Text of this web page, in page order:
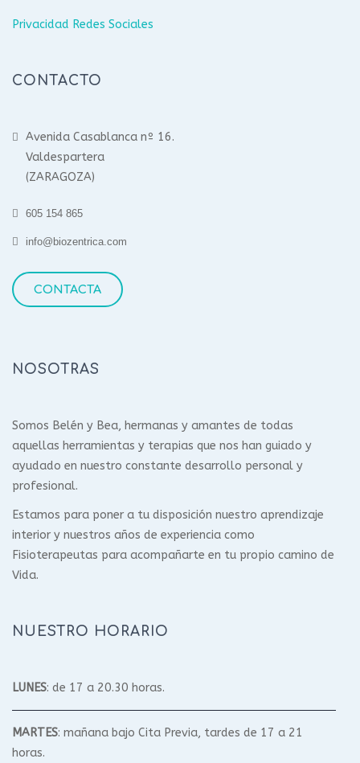
Privacidad Redes Sociales
CONTACTO
Avenida Casablanca nº 16.
Valdespartera
(ZARAGOZA)
605 154 865
info@biozentrica.com
CONTACTA
NOSOTRAS
Somos Belén y Bea, hermanas y amantes de todas
aquellas herramientas y terapias que nos han guiado y
ayudado en nuestro constante desarrollo personal y
profesional.
Estamos para poner a tu disposición nuestro aprendizaje
interior y nuestros años de experiencia como
Fisioterapeutas para acompañarte en tu propio camino de
Vida.
NUESTRO HORARIO
LUNES: de 17 a 20.30 horas.
MARTES: mañana bajo Cita Previa, tardes de 17 a 21
horas.